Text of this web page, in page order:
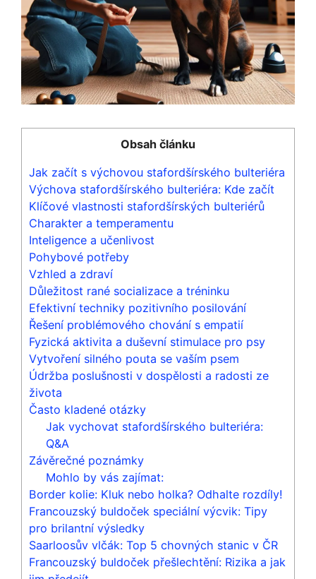
Obsah článku
Jak začít ‌s výchovou stafordšírského bulteriéra
Výchova stafordšírského bulteriéra: Kde začít
Klíčové vlastnosti ‌stafordšírských bulteriérů
Charakter a temperamentu
Inteligence a učenlivost
Pohybové potřeby
Vzhled​ a zdraví
Důležitost rané socializace a tréninku
Efektivní techniky pozitivního posilování
Řešení problémového chování s empatií
Fyzická aktivita ⁤a duševní stimulace pro psy
Vytvoření silného pouta se vaším psem
Údržba poslušnosti v dospělosti a radosti ze
života
Často kladené ⁣otázky
Jak vychovat stafordšírského bulteriéra:
Q&A
Závěrečné poznámky
Mohlo by vás zajímat:
Border kolie: Kluk nebo holka? Odhalte rozdíly!
Francouzský buldoček speciální výcvik: Tipy
pro brilantní výsledky
Saarloosův vlčák: Top 5 chovných stanic v ČR
Francouzský buldoček přešlechtění: Rizika a jak